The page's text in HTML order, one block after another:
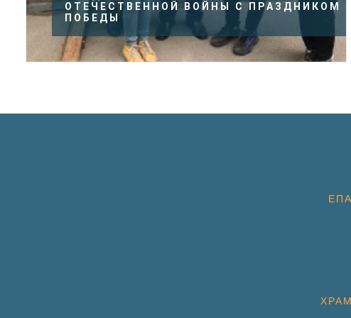
ОТЕЧЕСТВЕННОЙ ВОЙНЫ С ПРАЗДНИКОМ
ПОБЕДЫ